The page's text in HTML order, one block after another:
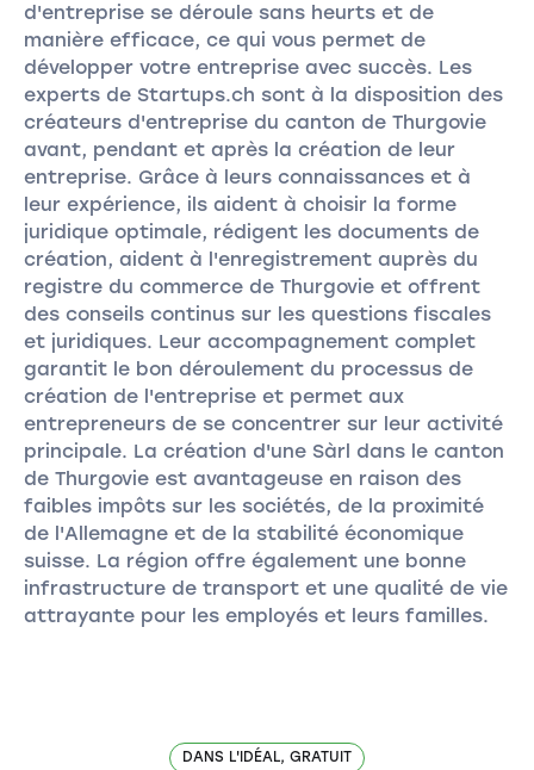
d'entreprise se déroule sans heurts et de
manière efficace, ce qui vous permet de
développer votre entreprise avec succès. Les
experts de Startups.ch sont à la disposition des
créateurs d'entreprise du canton de Thurgovie
avant, pendant et après la création de leur
entreprise. Grâce à leurs connaissances et à
leur expérience, ils aident à choisir la forme
juridique optimale, rédigent les documents de
création, aident à l'enregistrement auprès du
registre du commerce de Thurgovie et offrent
des conseils continus sur les questions fiscales
et juridiques. Leur accompagnement complet
garantit le bon déroulement du processus de
création de l'entreprise et permet aux
entrepreneurs de se concentrer sur leur activité
principale. La création d'une Sàrl dans le canton
de Thurgovie est avantageuse en raison des
faibles impôts sur les sociétés, de la proximité
de l'Allemagne et de la stabilité économique
suisse. La région offre également une bonne
infrastructure de transport et une qualité de vie
attrayante pour les employés et leurs familles.
DANS L'IDÉAL, GRATUIT